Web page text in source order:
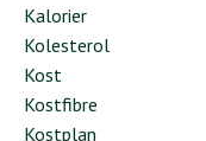
Kalorier
Kolesterol
Kost
Kostfibre
Kostplan